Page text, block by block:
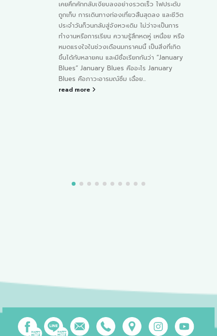
ได้จำกัดเฉพาะเพียงกลุ่มคนที่มีความเปราะบาง
ทางสุขภาพเท่านั้น แต่สามารถเกิดได้กับทุกคนใน
สังคม อาการของโรคภูมิแพ้มักเริ่มต้นอย่างไม่
รุนแรง เช่น คัดจมูก น้ำมูกไหล จาม ไอเรื้อรัง
หรือมีผื่นคันบนผิวหนัง ซึ่งหลายคนอาจมองว่า
เป็นอาการเล็กน้อย แต่ในความเป็นจริงแล้ว หาก
ไม่ได้รับการวินิจฉัยและดูแลอย่างถูกวิธี อาการ
เหล่านี้สามารถพัฒนาไปสู่โรคที่เรื้อรังและส่งผลก
ระทบต่อคุณภาพชีวิตในระยะยาว เช่น...